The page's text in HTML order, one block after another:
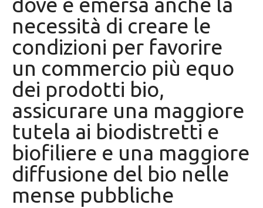
necessità di creare le
condizioni per favorire
un commercio più equo
dei prodotti bio,
assicurare una maggiore
tutela ai biodistretti e
biofiliere e una maggiore
diffusione del bio nelle
mense pubbliche